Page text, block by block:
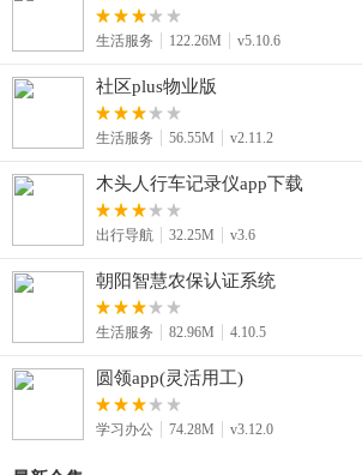
生活服务 122.26M v5.10.6
社区plus物业版
生活服务 56.55M v2.11.2
木头人行车记录仪app下载
出行导航 32.25M v3.6
朝阳智慧农保认证系统
生活服务 82.96M 4.10.5
圆领app(灵活用工)
学习办公 74.28M v3.12.0